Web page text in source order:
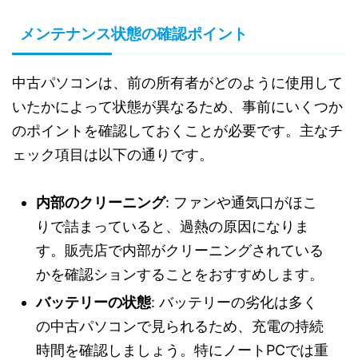
メンテナンス状態の確認ポイント
中古パソコンは、前の所有者がどのように使用して
いたかによって状態が異なるため、事前にいくつか
のポイントを確認しておくことが必要です。主なチ
ェック項目は以下の通りです。
内部のクリーニング: ファンや通気口がほこ
りで詰まっていると、過熱の原因になりま
す。販売店で内部がクリーニングされている
かを確認ションすることをおすすめします。
バッテリーの状態: バッテリーの劣化は多く
の中古パソコンで見られるため、充電の持続
時間を確認しましょう。特にノートPCでは重